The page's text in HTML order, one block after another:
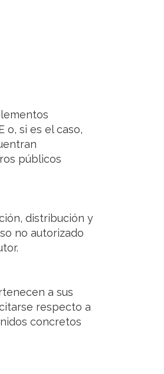
o, si es el caso,
públicos
distribución y
no autorizado
a sus
respecto a
concretos